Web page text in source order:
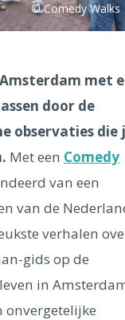
Dubai
Milaan
Venetië
Florence
Budapest
© Comedy Walks
met
door de
observaties die
Met een Comedy
van een
van de
verhalen
gids op de
in
onvergetelijke